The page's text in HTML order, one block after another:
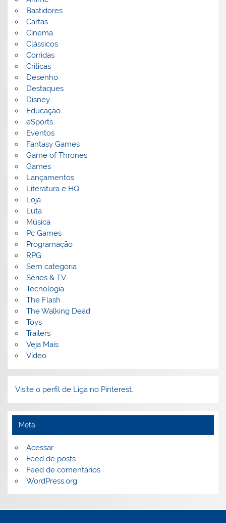
Bastidores
Cartas
Cinema
Clássicos
Corridas
Críticas
Desenho
Destaques
Disney
Educação
eSports
Eventos
Fantasy Games
Game of Thrones
Games
Lançamentos
Literatura e HQ
Loja
Luta
Música
Pc Games
Programação
RPG
Sem categoria
Séries & TV
Tecnologia
The Flash
The Walking Dead
Toys
Trailers
Veja Mais
Vídeo
Visite o perfil de Liga no Pinterest.
Meta
Acessar
Feed de posts
Feed de comentários
WordPress.org